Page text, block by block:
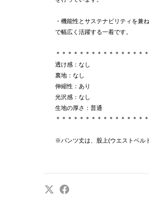
・機能性とサステナビリティを兼
で幅広く活躍する一着です。
＊＊＊＊＊＊＊＊＊＊＊＊＊＊＊
透け感：なし
裏地：なし
伸縮性：あり
光沢感：なし
生地の厚さ：普通
＊＊＊＊＊＊＊＊＊＊＊＊＊＊＊
※パンツ丈は、股上(ウエストベル